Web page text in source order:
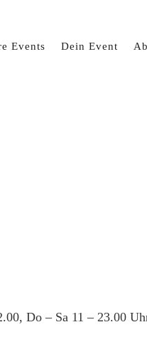
Events Dein Event
Do – Sa 11 – 23.00